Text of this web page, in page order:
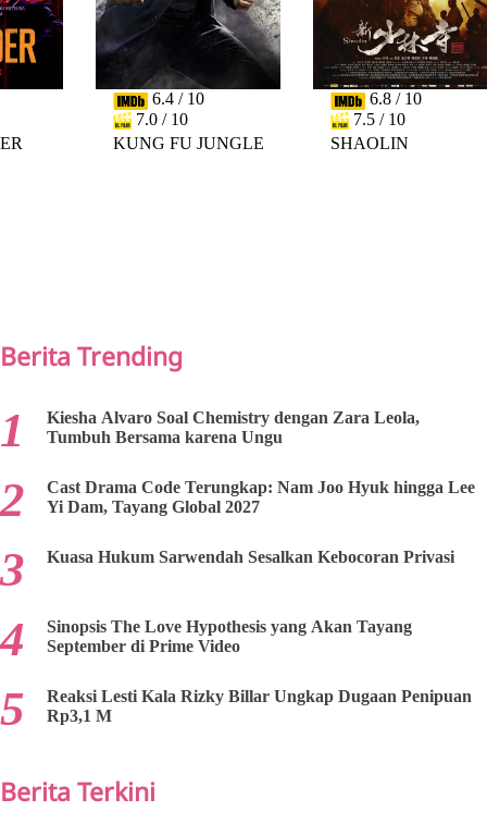
6.4 / 10
7.0 / 10
KUNG FU JUNGLE
6.8 / 10
7.5 / 10
SHAOLIN
Berita Trending
Kiesha Alvaro Soal Chemistry dengan Zara Leola,
Tumbuh Bersama karena Ungu
Cast Drama Code Terungkap: Nam Joo Hyuk hingga Lee
Yi Dam, Tayang Global 2027
Kuasa Hukum Sarwendah Sesalkan Kebocoran Privasi
Sinopsis The Love Hypothesis yang Akan Tayang
September di Prime Video
Reaksi Lesti Kala Rizky Billar Ungkap Dugaan Penipuan
Rp3,1 M
Berita Terkini